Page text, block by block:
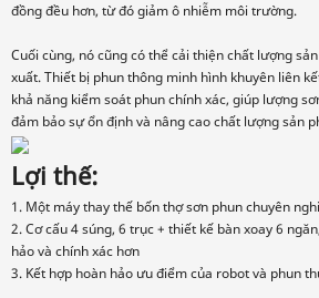
đồng đều hơn, từ đó giảm ô nhiễm môi trường.
Cuối cùng, nó cũng có thể cải thiện chất lượng
xuất. Thiết bị phun thông minh hình khuyên liên
khả năng kiểm soát phun chính xác, giúp lượng
đảm bảo sự ổn định và nâng cao chất lượng sản
Lợi thế:
1. Một máy thay thế bốn thợ sơn phun chuyên
2. Cơ cấu 4 súng, 6 trục + thiết kế bàn xoay 6
hảo và chính xác hơn
3. Kết hợp hoàn hảo ưu điểm của robot và phun